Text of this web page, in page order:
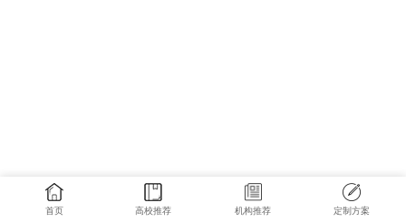
首页 高校推荐 机构推荐 定制方案